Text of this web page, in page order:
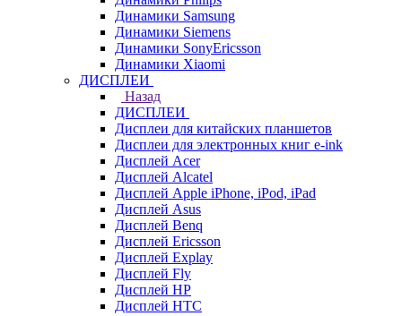
Динамики Samsung
Динамики Siemens
Динамики SonyEricsson
Динамики Xiaomi
ДИСПЛЕИ
Назад
ДИСПЛЕИ
Дисплеи для китайских планшетов
Дисплеи для электронных книг e-ink
Дисплей Acer
Дисплей Alcatel
Дисплей Apple iPhone, iPod, iPad
Дисплей Asus
Дисплей Benq
Дисплей Ericsson
Дисплей Explay
Дисплей Fly
Дисплей HP
Дисплей HTC